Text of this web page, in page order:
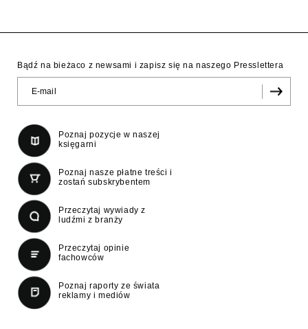
Bądź na bieżaco z newsami i zapisz się na naszego Presslettera
Poznaj pozycje w naszej
księgarni
Poznaj nasze płatne treści i
zostań subskrybentem
Przeczytaj wywiady z
ludźmi z branży
Przeczytaj opinie
fachowców
Poznaj raporty ze świata
reklamy i mediów